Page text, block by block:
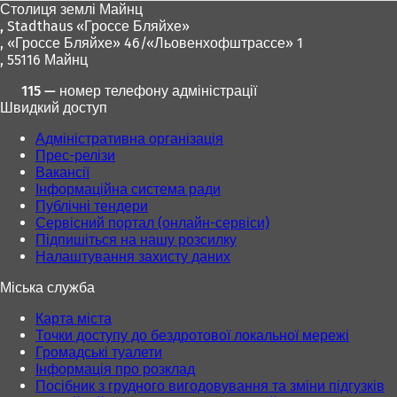
Столиця землі Майнц
, Stadthaus «Гроссе Бляйхе»
, «Гроссе Бляйхе» 46/«Льовенхофштрассе» 1
, 55116 Майнц
115 — номер телефону адміністрації
Швидкий доступ
Адміністративна організація
Прес-релізи
Вакансії
Інформаційна система ради
Публічні тендери
Сервісний портал (онлайн-сервіси)
Підпишіться на нашу розсилку
Налаштування захисту даних
Міська служба
Карта міста
Точки доступу до бездротової локальної мережі
Громадські туалети
Інформація про розклад
Посібник з грудного вигодовування та зміни підгузків